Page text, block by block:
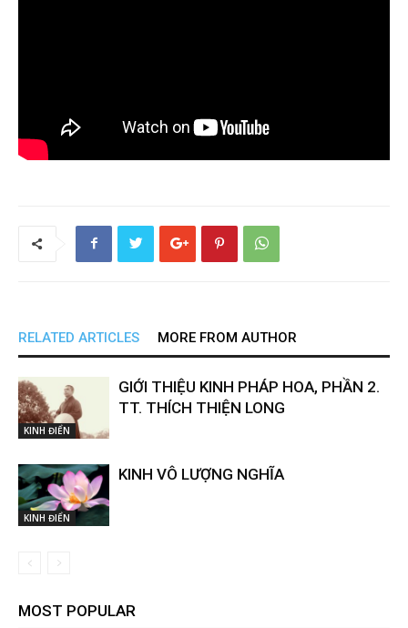
RELATED ARTICLES MORE FROM AUTHOR
KINH ĐIỂN
GIỚI THIỆU KINH PHÁP HOA, PHẦN 2.
TT. THÍCH THIỆN LONG
KINH ĐIỂN
KINH VÔ LƯỢNG NGHĨA
MOST POPULAR